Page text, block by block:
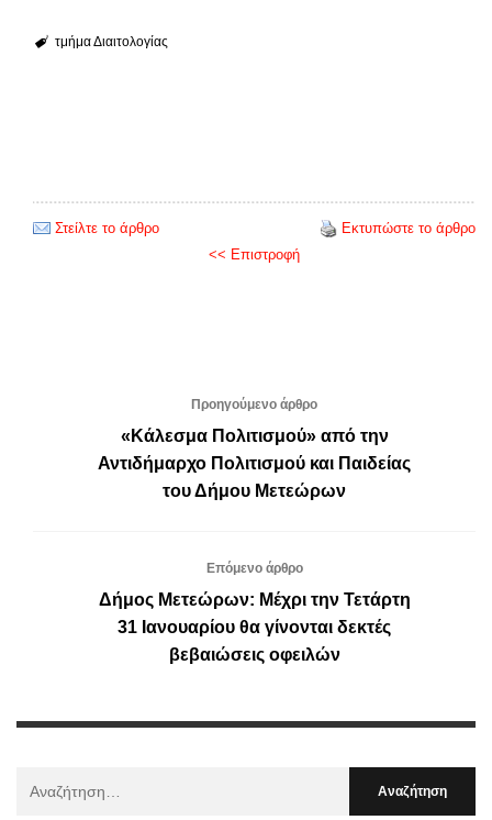
τμήμα Διαιτολογίας
Στείλτε το άρθρο
Εκτυπώστε το άρθρο
<< Επιστροφή
Προηγούμενο άρθρο
«Κάλεσμα Πολιτισμού» από την
Αντιδήμαρχο Πολιτισμού και Παιδείας
του Δήμου Μετεώρων
Επόμενο άρθρο
Δήμος Μετεώρων: Μέχρι την Τετάρτη
31 Ιανουαρίου θα γίνονται δεκτές
βεβαιώσεις οφειλών